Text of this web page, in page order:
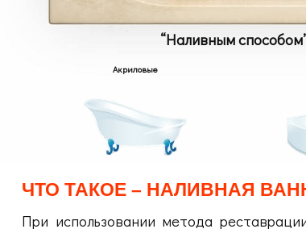
“Наливным
Акриловые
ЧТО ТАКОЕ – НАЛИВНАЯ
При использовании метода